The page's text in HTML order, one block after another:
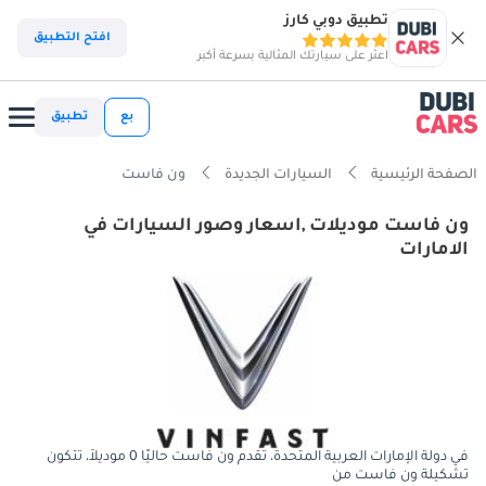
تطبيق دوبي كارز
اعثر على سيارتك المثالية بسرعة أكبر
افتح التطبيق
بع تطبيق
الصفحة الرئيسية السيارات الجديدة ون فاست
ون فاست موديلات ,اسعار وصور السيارات في
الامارات
في دولة الإمارات العربية المتحدة، تقدم ون فاست حاليًا 0 موديلاً، تتكون
تشكيلة ون فاست من